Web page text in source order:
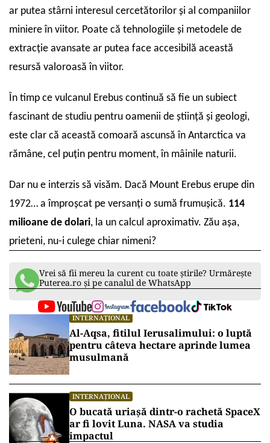
ar putea stârni interesul cercetătorilor și al companiilor
miniere în viitor. Poate că tehnologiile și metodele de
extracție avansate ar putea face accesibilă această
resursă valoroasă în viitor.
În timp ce vulcanul Erebus continuă să fie un subiect
fascinant de studiu pentru oamenii de știință și geologi,
este clar că această comoară ascunsă în Antarctica va
rămâne, cel puțin pentru moment, în mâinile naturii.
Dar nu e interzis să visăm. Dacă Mount Erebus erupe din
1972… a împroșcat pe versanți o sumă frumușică. 114
milioane de dolari, la un calcul aproximativ. Zău așa,
prieteni, nu-i culege chiar nimeni?
Vrei să fii mereu la curent cu toate știrile? Urmărește
Puterea.ro și pe canalul de WhatsApp
INTERNAȚIONAL
Al-Aqsa, fitilul Ierusalimului: o luptă
pentru câteva hectare aprinde lumea
musulmană
INTERNAȚIONAL
O bucată uriașă dintr-o rachetă SpaceX
ar fi lovit Luna. NASA va studia
impactul